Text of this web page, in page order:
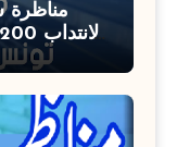
مناظرة